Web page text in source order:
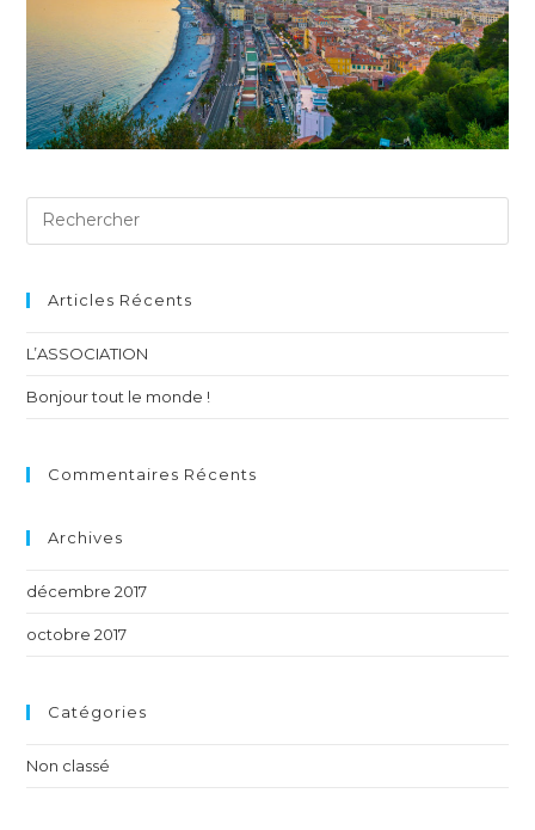
Articles Récents
L’ASSOCIATION
Bonjour tout le monde !
Commentaires Récents
Archives
décembre 2017
octobre 2017
Catégories
Non classé